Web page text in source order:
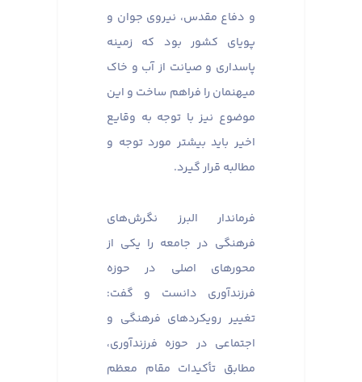
و دفاع مقدس، نیروی جوان و
پویای کشور بود که زمینه
پاسداری و صیانت از آب و خاک
میهنمان را فراهم ساخت و این
موضوع نیز با توجه به وقایع
اخیر باید بیشتر مورد توجه و
مطالبه قرار گیرد.
فرماندار البرز نگرش‌های
فرهنگی در جامعه را یکی از
محورهای اصلی در حوزه
فرزندآوری دانست و گفت:
تغییر رویکردهای فرهنگی و
اجتماعی در حوزه فرزندآوری،
مطابق تأکیدات مقام معظم